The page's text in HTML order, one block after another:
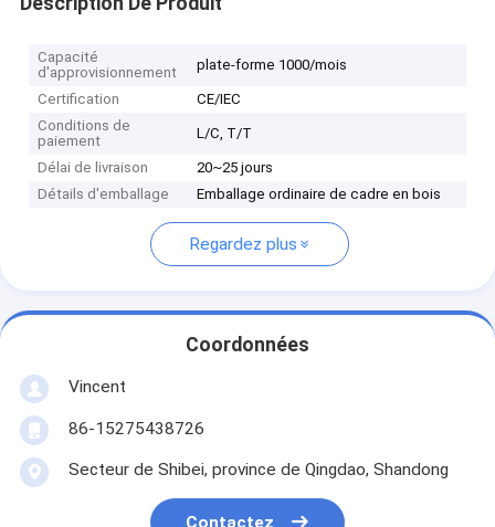
Capacité
d'approvisionnement
plate-forme 1000/mois
Certification
CE/IEC
Conditions de
paiement
L/C, T/T
Délai de livraison
20~25 jours
Détails d'emballage
Emballage ordinaire de cadre en bois
Regardez plus
Coordonnées
Vincent
86-15275438726
Secteur de Shibei, province de Qingdao, Shandong
Contactez